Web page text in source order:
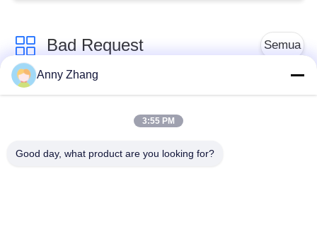
Bad Request Semua
Keranjang Transfer
Troli Transfer tanpa
Track
Kendaraan
Anny Zhang
3:55 PM
Good day, what product are you looking for?